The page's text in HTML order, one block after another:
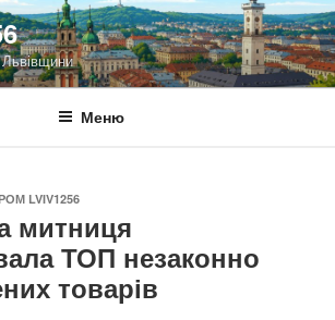
Меню
LVIV1256
митниця
ТОП незаконно
товарів